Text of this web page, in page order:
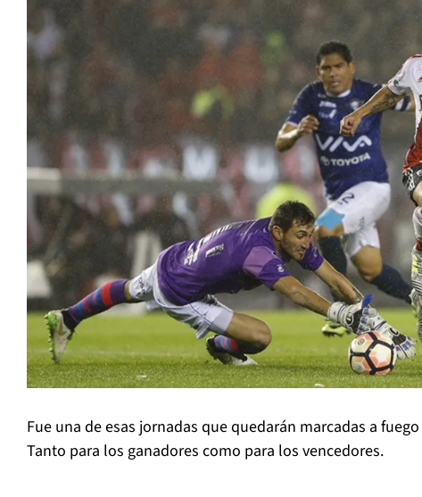
Fue una de esas jornadas que quedarán marcadas a
Tanto para los ganadores como para los vencedores.